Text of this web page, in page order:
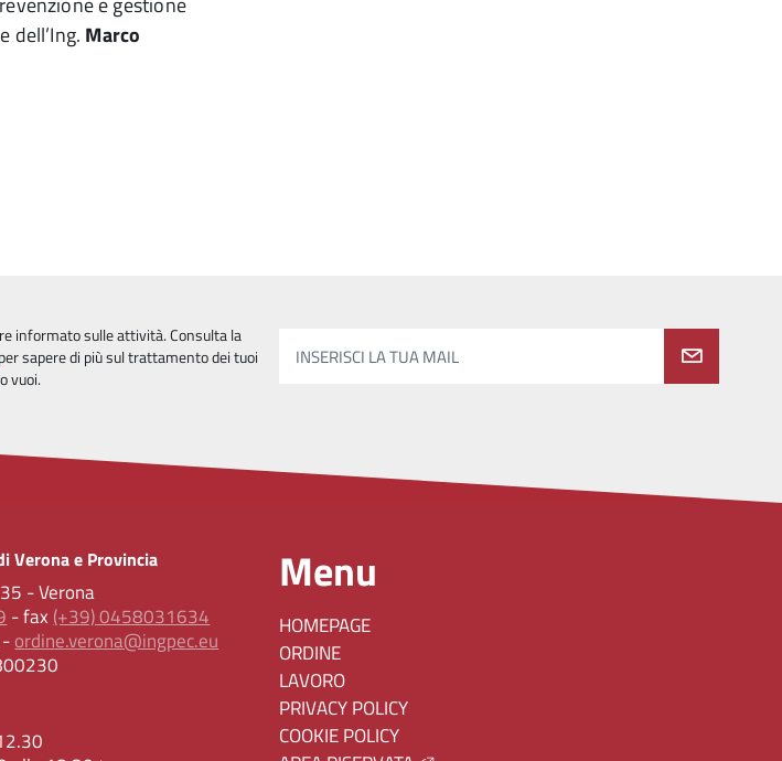
dell’Ing. Marco
informato sulle attività. Consulta la
per sapere di più sul trattamento dei tuoi
vuoi.
INSERISCI LA TUA MAIL
Verona e Provincia
- Verona
- fax (+39) 0458031634
-ordine.verona@ingpec.eu
Menu
HOMEPAGE
ORDINE
LAVORO
PRIVACY POLICY
COOKIE POLICY